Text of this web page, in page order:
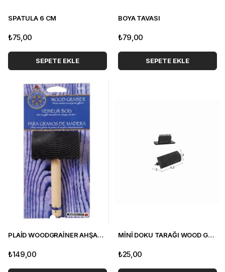
SPATULA 6 CM
₺75,00
SEPETE EKLE
BOYA TAVASI
₺79,00
SEPETE EKLE
PLAİD WOODGRAİNER AHŞAP BUDAK ALETİ
₺149,00
MİNİ DOKU TARAĞI WOOD GRANİER
₺25,00